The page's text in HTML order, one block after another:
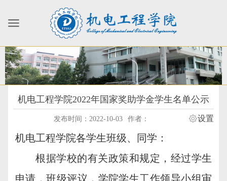
机电工程学院2022年国家奖助学金学生名单公示
发布时间：2022-10-03 作者： 设置
机电工程学院各学生班级、同学：
根据学校的有关政策和规定，经过学生
申请，班级评议，学院学生工作领导小组审